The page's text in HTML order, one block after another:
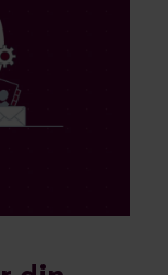
kan opstilles
til disse
er det
den
føromtalte